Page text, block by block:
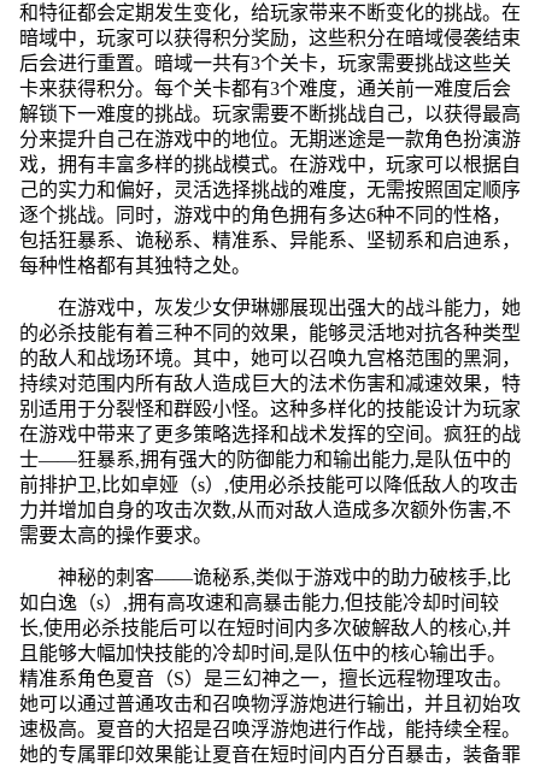
和特征都会定期发生变化，给玩家带来不断变化的挑战。在
暗域中，玩家可以获得积分奖励，这些积分在暗域侵袭结束
后会进行重置。暗域一共有3个关卡，玩家需要挑战这些关
卡来获得积分。每个关卡都有3个难度，通关前一难度后会
解锁下一难度的挑战。玩家需要不断挑战自己，以获得最高
分来提升自己在游戏中的地位。无期迷途是一款角色扮演游
戏，拥有丰富多样的挑战模式。在游戏中，玩家可以根据自
己的实力和偏好，灵活选择挑战的难度，无需按照固定顺序
逐个挑战。同时，游戏中的角色拥有多达6种不同的性格，
包括狂暴系、诡秘系、精准系、异能系、坚韧系和启迪系，
每种性格都有其独特之处。
在游戏中，灰发少女伊琳娜展现出强大的战斗能力，她
的必杀技能有着三种不同的效果，能够灵活地对抗各种类型
的敌人和战场环境。其中，她可以召唤九宫格范围的黑洞，
持续对范围内所有敌人造成巨大的法术伤害和减速效果，特
别适用于分裂怪和群殴小怪。这种多样化的技能设计为玩家
在游戏中带来了更多策略选择和战术发挥的空间。疯狂的战
士——狂暴系,拥有强大的防御能力和输出能力,是队伍中的
前排护卫,比如卓娅（s）,使用必杀技能可以降低敌人的攻击
力并增加自身的攻击次数,从而对敌人造成多次额外伤害,不
需要太高的操作要求。
神秘的刺客——诡秘系,类似于游戏中的助力破核手,比
如白逸（s）,拥有高攻速和高暴击能力,但技能冷却时间较
长,使用必杀技能后可以在短时间内多次破解敌人的核心,并
且能够大幅加快技能的冷却时间,是队伍中的核心输出手。
精准系角色夏音（S）是三幻神之一，擅长远程物理攻击。
她可以通过普通攻击和召唤物浮游炮进行输出，并且初始攻
速极高。夏音的大招是召唤浮游炮进行作战，能持续全程。
她的专属罪印效果能让夏音在短时间内百分百暴击，装备罪